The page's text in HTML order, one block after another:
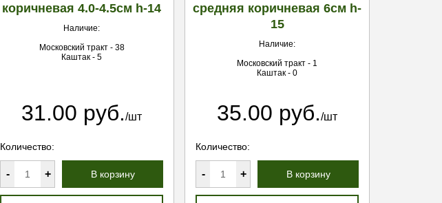
коричневая 4.0-4.5см h-14
Наличие:
Московский тракт - 38
Каштак - 5
31.00 руб./шт
Количество:
- + В корзину
средняя коричневая 6см h-
15
Наличие:
Московский тракт - 1
Каштак - 0
35.00 руб./шт
Количество:
- + В корзину